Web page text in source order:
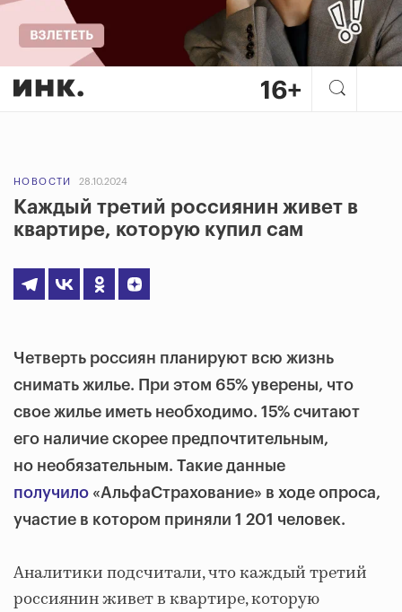
НОВОСТИ 28.10.2024
Каждый третий россиянин живет в
квартире, которую купил сам
Четверть россиян планируют всю жизнь
снимать жилье. При этом 65% уверены, что
свое жилье иметь необходимо. 15% считают
его наличие скорее предпочтительным,
но необязательным. Такие данные
получило «АльфаСтрахование» в ходе опроса,
участие в котором приняли 1 201 человек.
Аналитики подсчитали, что каждый третий
россиянин живет в квартире, которую